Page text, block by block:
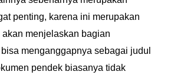
penting, karena ini merupakan
menjelaskan bagian
menganggapnya sebagai judul
pendek biasanya tidak